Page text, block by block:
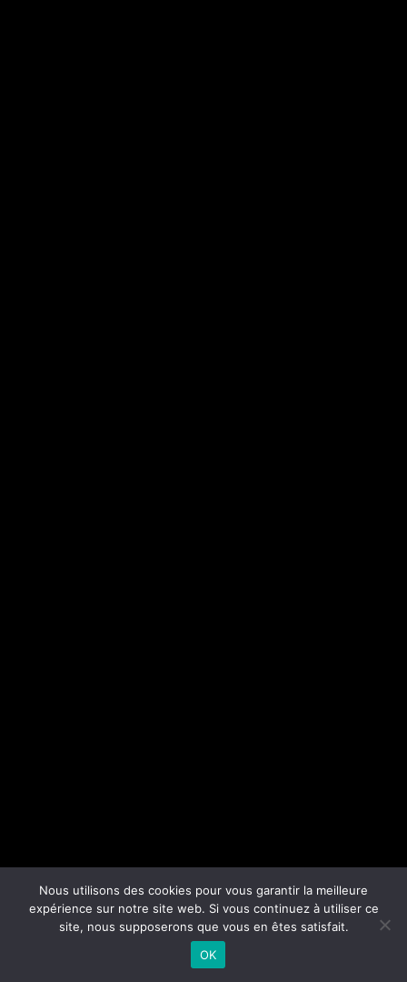
Nous utilisons des cookies pour vous garantir la meilleure
expérience sur notre site web. Si vous continuez à utiliser ce
site, nous supposerons que vous en êtes satisfait.
OK